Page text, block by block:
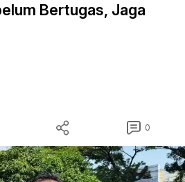
Bertugas, Jaga
0